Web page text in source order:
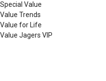
Special Value
Value Trends
Value for Life
Value Jagers VIP